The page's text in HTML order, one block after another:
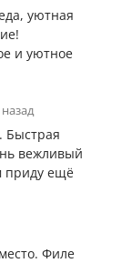
уютная
и уютное
Быстрая
вежливый
приду ещё
Филе